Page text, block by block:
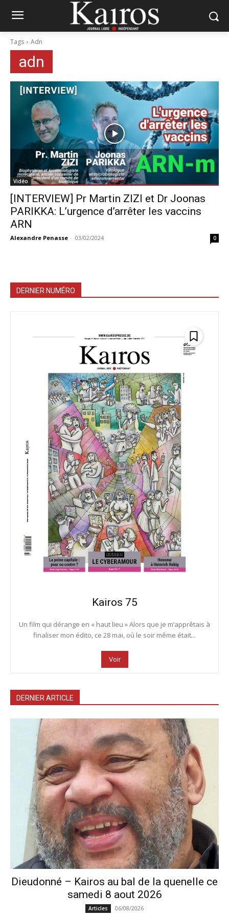
Tags Adn
adn
Vidéo
[INTERVIEW] Pr Martin ZIZI et Dr Joonas
PARIKKA: L’urgence d’arrêter les vaccins
ARN
Alexandre Penasse - 03/02/2024 0
DERNIER NUMÉRO
Kairos 75
Un film qui dérange en « haut lieu » Alors que je m’apprêtais à
finaliser mon édito, ce 28 mai, où le soir même était...
Voir
DERNIER ARTICLE
Dieudonné – Kairos au bal de la quenelle ce
samedi 8 aout 2026
Articles 06/08/2026